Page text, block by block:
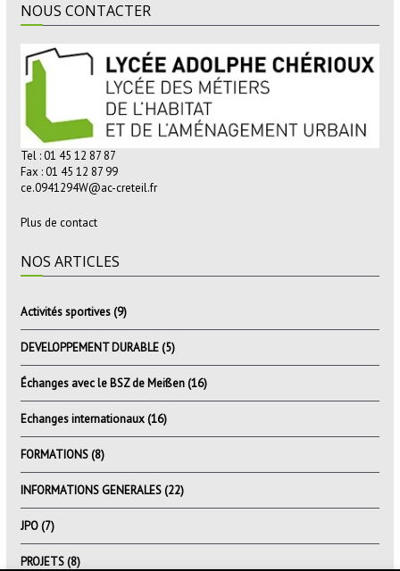
NOUS CONTACTER
Tel : 01 45 12 87 87
Fax : 01 45 12 87 99
ce.0941294W@ac-creteil.fr
Plus de contact
NOS ARTICLES
Activités sportives(9)
DEVELOPPEMENT DURABLE(5)
Échanges avec le BSZ de Meißen(16)
Echanges internationaux(16)
FORMATIONS(8)
INFORMATIONS GENERALES(22)
JPO(7)
PROJETS(8)